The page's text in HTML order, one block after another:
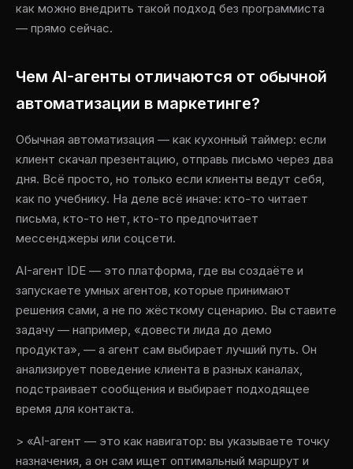
как можно внедрить такой подход без программиста
— прямо сейчас.
Чем AI-агенты отличаются от обычной
автоматизации в маркетинге?
Обычная автоматизация — как кухонный таймер: если
клиент скачал презентацию, отправь письмо через два
дня. Всё просто, но только если клиенты ведут себя,
как по учебнику. На деле всё иначе: кто-то читает
письма, кто-то нет, кто-то предпочитает
мессенджеры или соцсети.
AI-агент IDE — это платформа, где вы создаёте и
запускаете умных агентов, которые принимают
решения сами, а не по жёсткому сценарию. Вы ставите
задачу — например, «довести лида до демо
продукта», — а агент сам выбирает лучший путь. Он
анализирует поведение клиента в разных каналах,
подстраивает сообщения и выбирает подходящее
время для контакта.
> «AI-агент — это как навигатор: вы указываете точку
назначения, а он сам ищет оптимальный маршрут и